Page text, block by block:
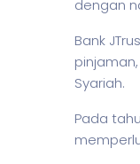
dengan
Bank
Syariah.
Pada